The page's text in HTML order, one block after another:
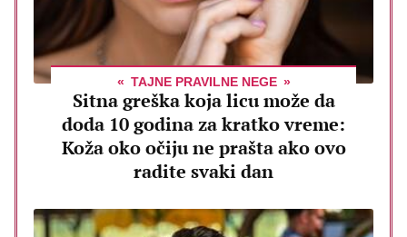
TAJNE PRAVILNE NEGE
Sitna greška koja licu može da
doda 10 godina za kratko vreme:
Koža oko očiju ne prašta ako ovo
radite svaki dan